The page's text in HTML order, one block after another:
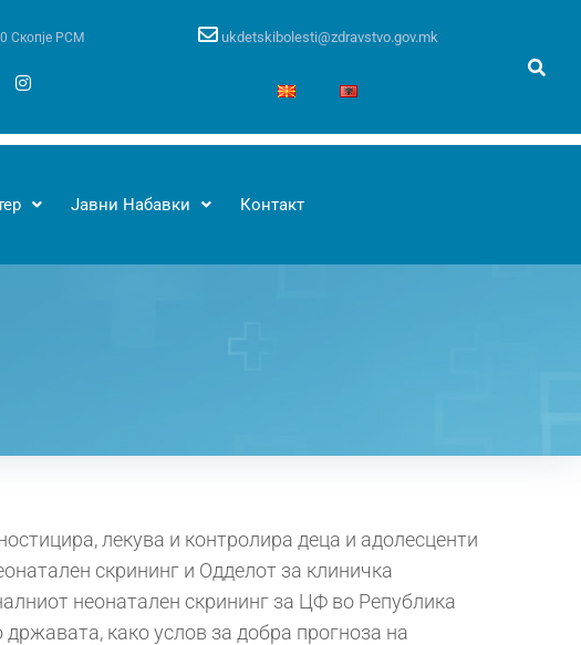
Скопје РСМ ukdetskibolesti@zdravstvo.gov.mk
Јавни Набавки Контакт
лекува и контролира деца и адолесценти
скрининг и Одделот за клиничка
неонатален скрининг за ЦФ во Република
како услов за добра прогноза на